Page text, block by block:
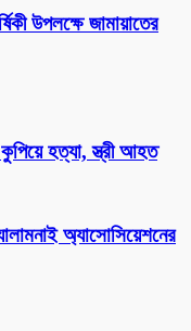
উপলক্ষে জামায়াতের
হত্যা, স্ত্রী আহত
অ্যাসোসিয়েশনের